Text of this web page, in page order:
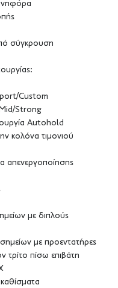
σύγκρουση
Custom
Mid/Strong
Autohold
κολόνα τιμονιού
απενεργοποίησης
με διπλούς
με προεντατήρες
τρίτο πίσω επιβάτη